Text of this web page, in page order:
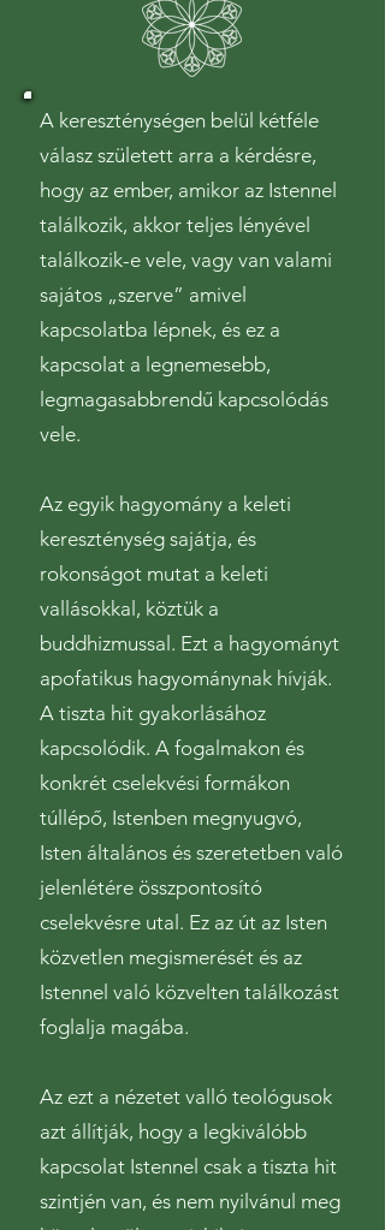
A kereszténységen belül kétféle
válasz született arra a kérdésre,
hogy az ember, amikor az Istennel
találkozik, akkor teljes lényével
találkozik-e vele, vagy van valami
sajátos „szerve” amivel
kapcsolatba lépnek, és ez a
kapcsolat a legnemesebb,
legmagasabbrendű kapcsolódás
vele.
Az egyik hagyomány a keleti
kereszténység sajátja, és
rokonságot mutat a keleti
vallásokkal, köztük a
buddhizmussal. Ezt a hagyományt
apofatikus hagyománynak hívják.
A tiszta hit gyakorlásához
kapcsolódik. A fogalmakon és
konkrét cselekvési formákon
túllépő, Istenben megnyugvó,
Isten általános és szeretetben való
jelenlétére összpontosító
cselekvésre utal. Ez az út az Isten
közvetlen megismerését és az
Istennel való közvelten találkozást
foglalja magába.
Az ezt a nézetet valló teológusok
azt állítják, hogy a legkiválóbb
kapcsolat Istennel csak a tiszta hit
szintjén van, és nem nyilvánul meg